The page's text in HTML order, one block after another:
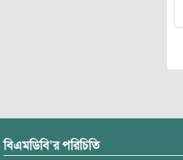
বিএমডিবি’র পরিচিতি